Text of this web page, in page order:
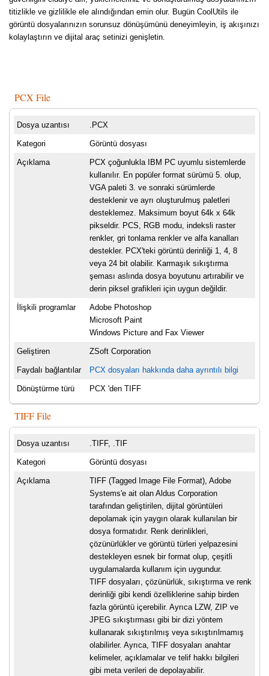
titizlikle ve gizlilikle ele alındığından emin olur. Bugün CoolUtils ile
görüntü dosyalarınızın sorunsuz dönüşümünü deneyimleyin, iş akışınızı
kolaylaştırın ve dijital araç setinizi genişletin.
PCX File
Dosya uzantısı .PCX
Kategori Görüntü dosyası
Açıklama
PCX çoğunlukla IBM PC uyumlu sistemlerde
kullanılır. En popüler format sürümü 5. olup,
VGA paleti 3. ve sonraki sürümlerde
desteklenir ve ayrı oluşturulmuş paletleri
desteklemez. Maksimum boyut 64k x 64k
pikseldir. PCS, RGB modu, indeksli raster
renkler, gri tonlama renkler ve alfa kanalları
destekler. PCX'teki görüntü derinliği 1, 4, 8
veya 24 bit olabilir. Karmaşık sıkıştırma
şeması aslında dosya boyutunu artırabilir ve
derin piksel grafikleri için uygun değildir.
İlişkili programlar
Adobe Photoshop
Microsoft Paint
Windows Picture and Fax Viewer
Geliştiren ZSoft Corporation
Faydalı bağlantılar PCX dosyaları hakkında daha ayrıntılı bilgi
Dönüştürme türü PCX 'den TIFF
TIFF File
Dosya uzantısı .TIFF, .TIF
Kategori Görüntü dosyası
Açıklama
TIFF (Tagged Image File Format), Adobe
Systems'e ait olan Aldus Corporation
tarafından geliştirilen, dijital görüntüleri
depolamak için yaygın olarak kullanılan bir
dosya formatıdır. Renk derinlikleri,
çözünürlükler ve görüntü türleri yelpazesini
destekleyen esnek bir format olup, çeşitli
uygulamalarda kullanım için uygundur.
TIFF dosyaları, çözünürlük, sıkıştırma ve renk
derinliği gibi kendi özelliklerine sahip birden
fazla görüntü içerebilir. Ayrıca LZW, ZIP ve
JPEG sıkıştırması gibi bir dizi yöntem
kullanarak sıkıştırılmış veya sıkıştırılmamış
olabilirler. Ayrıca, TIFF dosyaları anahtar
kelimeler, açıklamalar ve telif hakkı bilgileri
gibi meta verileri de depolayabilir.